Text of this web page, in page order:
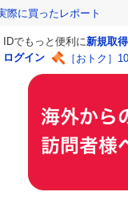
際に買ったレポート
IDでもっと便利に新規取得
ログイン
［おトク］